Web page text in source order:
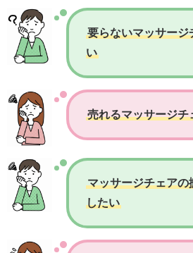
要らないマッサージ
い
売れるマッサージチ
マッサージチェアの
したい